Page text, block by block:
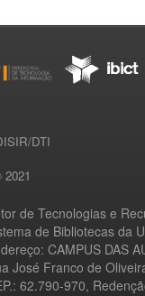
DTI
de Tecnologias e
de Bibliotecas da
CAMPUS DAS
José Franco de
62.790-970,